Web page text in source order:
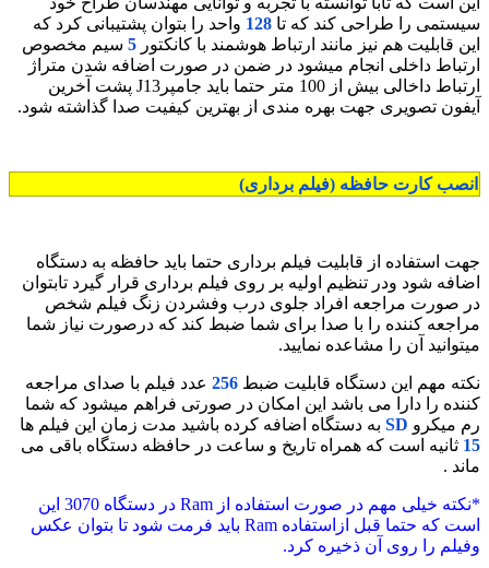
سیستمی را طراحی کند که تا 128 واحد را بتوان پشتیبانی کرد که
این قابلیت هم نیز مانند ارتباط هوشمند با کانکتور 5 سیم مخصوص
ارتباط داخلی انجام میشود در ضمن در صورت اضافه شدن متراژ
ارتباط داخالی بیش از 100 متر حتما باید جامپرJ13 پشت آخرین
آیفون تصویری جهت بهره مندی از بهترین کیفیت صدا گذاشته شود.
انصب کارت حافظه (فیلم برداری)
جهت استفاده از قابلیت فیلم برداری حتما باید حافظه به دستگاه
اضافه شود ودر تنظیم اولیه بر روی فیلم برداری قرار گیرد تابتوان
در صورت مراجعه افراد جلوی درب وفشردن زنگ فیلم شخص
مراجعه کننده را با صدا برای شما ضبط کند که درصورت نیاز شما
میتوانید آن را مشاعده نمایید.
نکته مهم این دستگاه قابلیت ضبط 256 عدد فیلم با صدای مراجعه
کننده را دارا می باشد این امکان در صورتی فراهم میشود که شما
رم میکرو SD به دستگاه اضافه کرده باشید مدت زمان این فیلم ها
15 ثانیه است که همراه تاریخ و ساعت در حافظه دستگاه باقی می
ماند .
*نکته خیلی مهم در صورت استفاده از Ram در دستگاه 3070 این
است که حتما قبل ازاستفاده Ram باید فرمت شود تا بتوان عکس
وفیلم را روی آن ذخیره کرد.